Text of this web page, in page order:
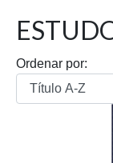
Ordenar por: